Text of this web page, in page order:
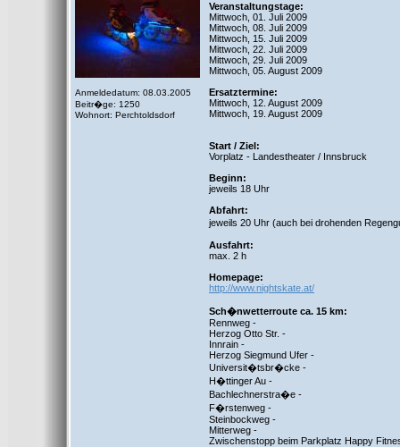
Anmeldedatum: 08.03.2005
Beitr�ge: 1250
Wohnort: Perchtoldsdorf
Veranstaltungstage:
Mittwoch, 01. Juli 2009
Mittwoch, 08. Juli 2009
Mittwoch, 15. Juli 2009
Mittwoch, 22. Juli 2009
Mittwoch, 29. Juli 2009
Mittwoch, 05. August 2009
Ersatztermine:
Mittwoch, 12. August 2009
Mittwoch, 19. August 2009
Start / Ziel:
Vorplatz - Landestheater / Innsbruck
Beginn:
jeweils 18 Uhr
Abfahrt:
jeweils 20 Uhr (auch bei drohenden
Ausfahrt:
max. 2 h
Homepage:
http://www.nightskate.at/
Sch�nwetterroute ca. 15 km:
Rennweg -
Herzog Otto Str. -
Innrain -
Herzog Siegmund Ufer -
Universit�tsbr�cke -
H�ttinger Au -
Bachlechnerstra�e -
F�rstenweg -
Steinbockweg -
Mitterweg -
Zwischenstopp beim Parkplatz Happy